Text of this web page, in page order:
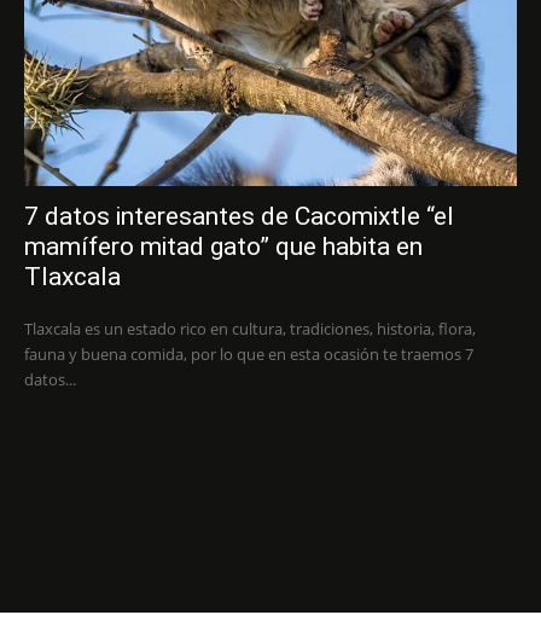
7 datos interesantes de Cacomixtle “el
mamífero mitad gato” que habita en
Tlaxcala
Tlaxcala es un estado rico en cultura, tradiciones, historia, flora,
fauna y buena comida, por lo que en esta ocasión te traemos 7
datos...